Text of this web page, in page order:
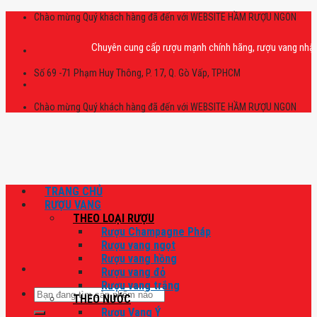
Skip
Chào mừng Quý khách hàng đã đến với WEBSITE HẦM RƯỢU NGON
Chuyên cung cấp rượu mạnh chính hãng, rượu vang nhập
Số 69 -71 Phạm Huy Thông, P. 17, Q. Gò Vấp, TPHCM
Chào mừng Quý khách hàng đã đến với WEBSITE HẦM RƯỢU NGON
Tìm
kiếm:
TRANG CHỦ
RƯỢU VANG
THEO LOẠI RƯỢU
Rượu Champagne Pháp
Rượu vang ngọt
Rượu vang hồng
Rượu vang đỏ
Rượu vang trắng
THEO NƯỚC
Rượu Vang Ý